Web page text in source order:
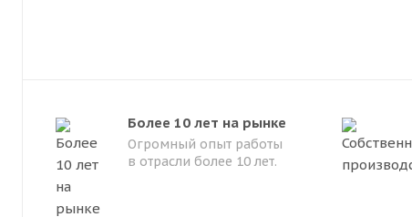
Более 10 лет на рынке
Огромный опыт работы
в отрасли более 10 лет.